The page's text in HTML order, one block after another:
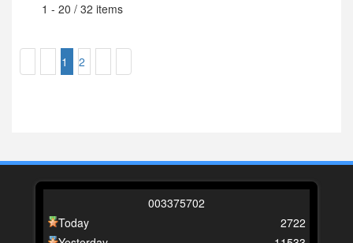
1 - 20 / 32 items
1 2
003375702
Today
2722